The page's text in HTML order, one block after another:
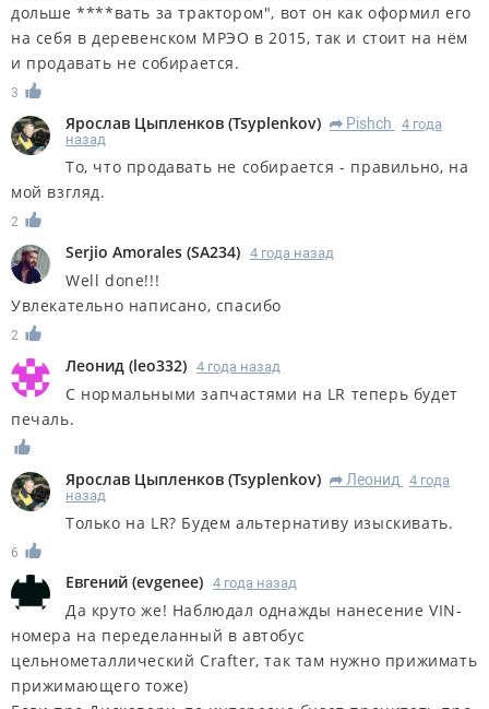
дольше ****вать за трактором", вот он как оформил его
на себя в деревенском МРЭО в 2015, так и стоит на нём
и продавать не собирается.
3
Ярослав Цыпленков (Tsyplenkov) R Pishch
4 года
назад
То, что продавать не собирается - правильно, на
мой взгляд.
2
Serjio Amorales (SA234) 4 года назад
Well done!!!
Увлекательно написано, спасибо
2
Леонид (leo332) 4 года назад
С нормальными запчастями на LR теперь будет
печаль.
Ярослав Цыпленков (Tsyplenkov) R Леонид
4 года
назад
Только на LR? Будем альтернативу изыскивать.
6
Евгений (evgenee) 4 года назад
Да круто же! Наблюдал однажды нанесение VIN-
номера на переделанный в автобус
цельнометаллический Crafter, так там нужно прижимать
прижимающего тоже)